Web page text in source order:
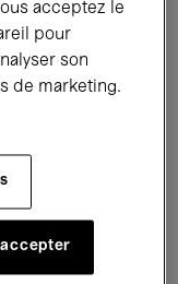
acceptez le
pour
son
de marketing.
accepter